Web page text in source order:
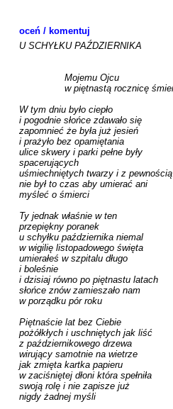
oceń / komentuj
U SCHYŁKU PAŹDZIERNIKA
		Mojemu Ojcu
		w piętnastą rocznicę śmierci
W tym dniu było ciepło
i pogodnie słońce zdawało się
zapomnieć że była już jesień
i prażyło bez opamiętania
ulice skwery i parki pełne były
spacerujących
uśmiechniętych twarzy i z pewnością
nie był to czas aby umierać ani
myśleć o śmierci
Ty jednak właśnie w ten
przepiękny poranek
u schyłku października niemal
w wigilię listopadowego święta
umierałeś w szpitalu długo
i boleśnie
i dzisiaj równo po piętnastu latach
słońce znów zamieszało nam
w porządku pór roku
Piętnaście lat bez Ciebie
pożółkłych i uschniętych jak liść
z październikowego drzewa
wirujący samotnie na wietrze
jak zmięta kartka papieru
w zaciśniętej dłoni która spełniła
swoją rolę i nie zapisze już
nigdy żadnej myśli